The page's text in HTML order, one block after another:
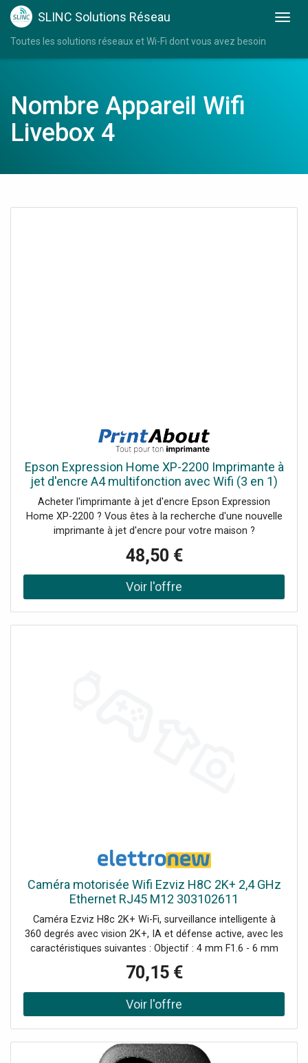
SLINC Solutions Réseau
Toutes les solutions réseaux et Wi-Fi dont vous avez besoin
Nombre Appareil Wifi
Livebox 4
Epson Expression Home XP-2200 Imprimante à
jet d'encre A4 multifonction avec Wifi (3 en 1)
Acheter l'imprimante à jet d'encre Epson Expression
Home XP-2200 ? Vous êtes à la recherche d'une nouvelle
imprimante à jet d'encre pour votre maison ?
2200 est l'imprimante qu'il vous faut. L'Epson EP 2200
peut imprimer, numériser et....
48,50 €
Caméra motorisée Wifi Ezviz H8C 2K+ 2,4 GHz
Ethernet RJ45 M12 303102611
Caméra Ezviz H8c 2K+ Wi-Fi, surveillance intelligente à
360 degrés avec vision 2K+, IA et défense active, avec les
caractéristiques suivantes : Objectif : 4 mm F1.6 - 6 mm
F1.6 Résolution: 2560×1440 (2K+), 30 fps Angles de vision
: jusqu'à 104 degrés en diagonale Rotation : 350 degrés à
l'horizontale / 80 degrés à la verticale Vision nocturne :
jusqu'à 30 m, IR ou couleur Compression vidéo : H.265 /
intempéries Consommation électrique : Max. 12 W
70,15 €